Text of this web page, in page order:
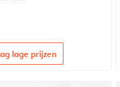
lage prijzen